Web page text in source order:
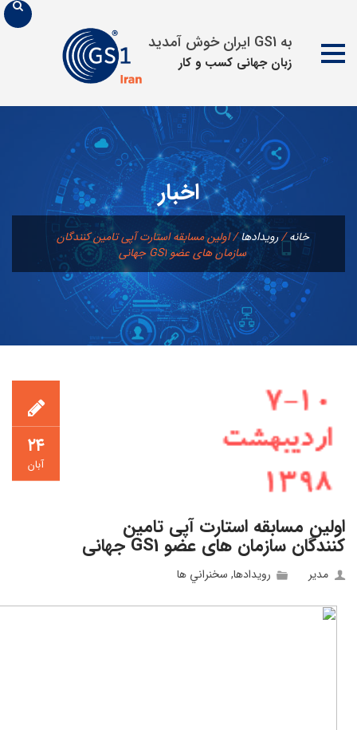
به GS1 ایران خوش آمدید
زبان جهانی كسب و كار
محتوا
اخبار
خانه/رويدادها/اولین مسابقه استارت آپی تامین کنندگان
سازمان های عضو GS1 جهانی
۲۴
آبان
اولین مسابقه استارت آپی تامین
کنندگان سازمان های عضو GS1 جهانی
مدیر رويدادها, سخنراني ها